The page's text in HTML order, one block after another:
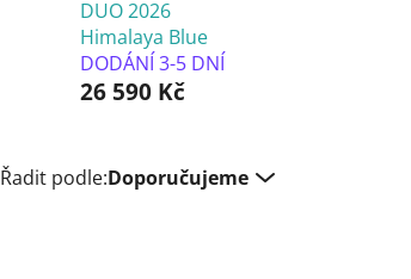
DUO 2026
Himalaya Blue
DODÁNÍ 3-5 DNÍ
26 590 Kč
Řadit podle:Doporučujeme